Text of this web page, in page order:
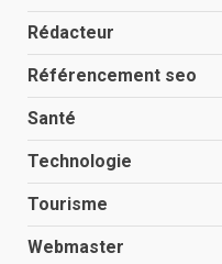
Rédacteur
Référencement seo
Santé
Technologie
Tourisme
Webmaster